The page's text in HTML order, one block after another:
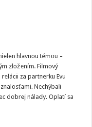
hlavnou témou –
zložením. Filmový
za partnerku Evu
Nechýbali
dobrej nálady. Oplatí sa